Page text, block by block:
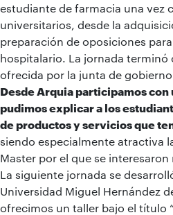
estudiante de farmacia una vez
universitarios, desde la
preparación de oposiciones
hospitalario. La jornada terminó
ofrecida por la junta de gobierno
Desde Arquia participamos con
pudimos explicar a los
de productos y servicios que
siendo especialmente atractiva
Master por el que se
La siguiente jornada se
Universidad Miguel Hernández
ofrecimos un taller bajo el título